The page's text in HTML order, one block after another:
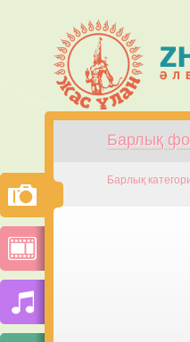
Барлық
Барлық